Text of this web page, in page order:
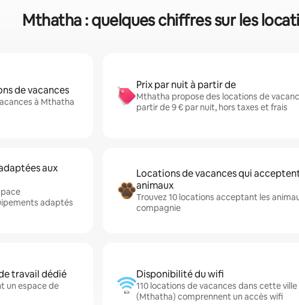
Mthatha : quelques chiffres sur les
de vacances
à Mthatha
Prix par nuit à partir de
Mthatha propose des locations de
partir de 9 € par nuit, hors taxes et frais
aux
adaptés
Locations de vacances qui
animaux
Trouvez 10 locations acceptant les
compagnie
travail dédié
un espace de
Disponibilité du wifi
110 locations de vacances dans cette ville
(Mthatha) comprennent un accès wifi